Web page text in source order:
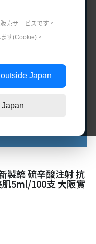
売サ一ビスです。
す(Cookie)。
Japan
Japan
製藥 硫辛酸注射 抗
5ml/100支 大阪實